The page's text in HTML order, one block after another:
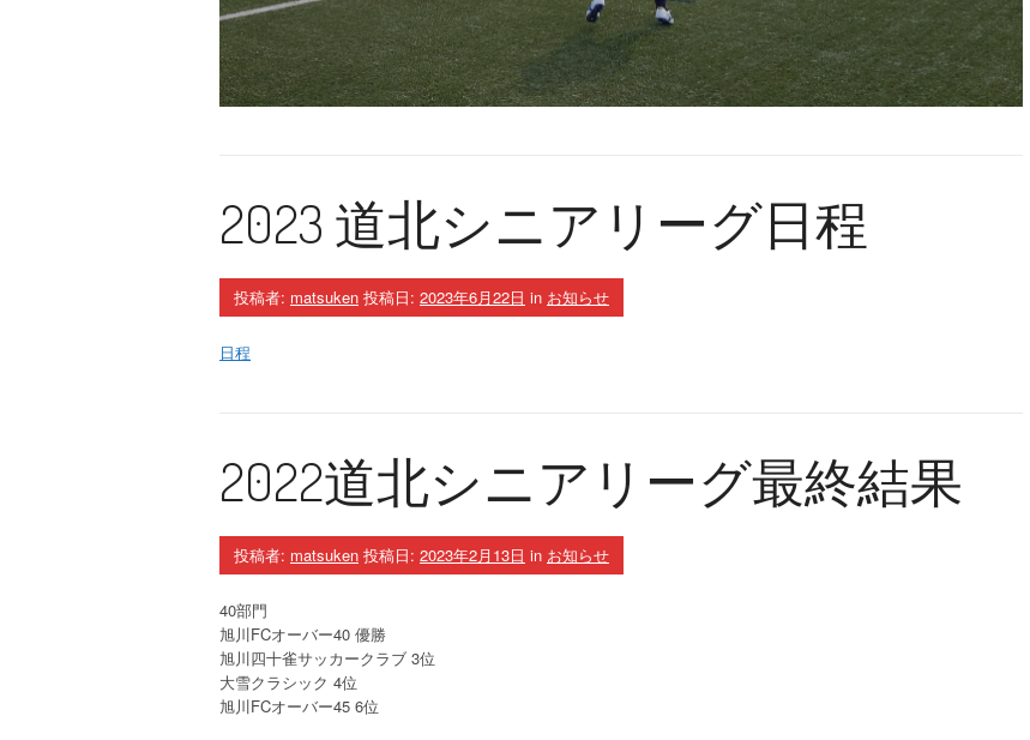
2023 道北シニアリーグ日程
投稿者: matsuken 投稿日: 2023年6月22日 in お知らせ
日程
2022道北シニアリーグ最終結果
投稿者: matsuken 投稿日: 2023年2月13日 in お知らせ
40部門
旭川FCオーバー40 優勝
旭川四十雀サッカークラブ 3位
大雪クラシック 4位
旭川FCオーバー45 6位